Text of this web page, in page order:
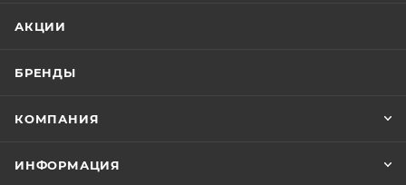
АКЦИИ
БРЕНДЫ
КОМПАНИЯ
ИНФОРМАЦИЯ